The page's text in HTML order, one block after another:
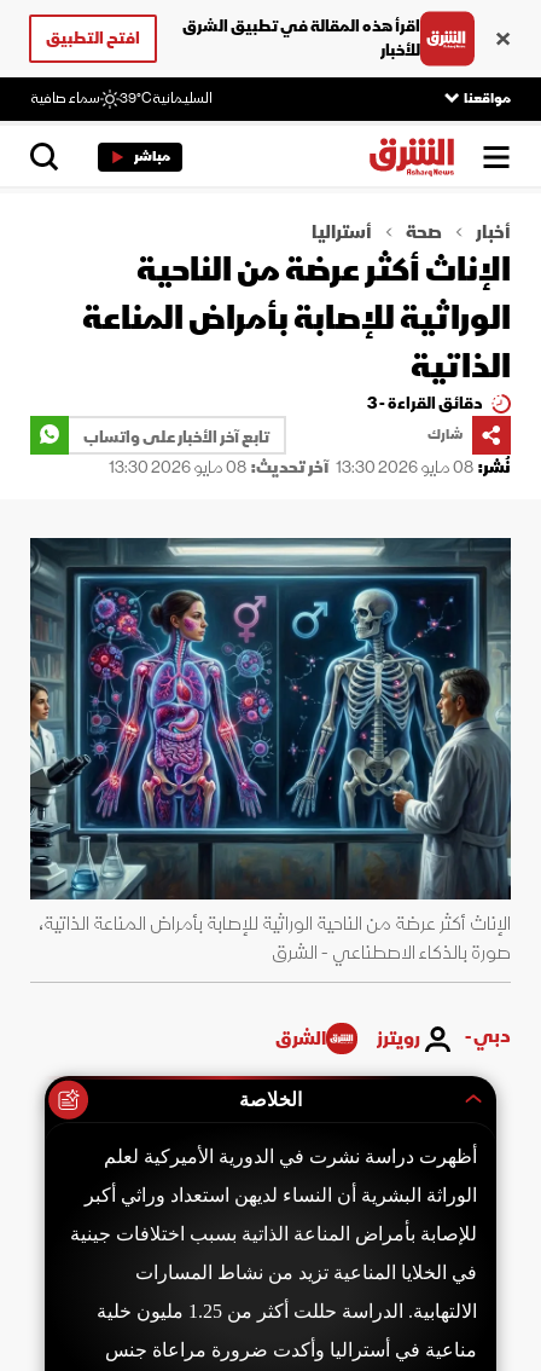
اقرأ هذه المقالة في تطبيق الشرق
للأخبار
افتح التطبيق
مواقعنا السليمانية39°C سماء صافية
مباشر
أخبار صحة أستراليا
الإناث أكثر عرضة من الناحية
الوراثية للإصابة بأمراض المناعة
الذاتية
دقائق القراءة - 3
شارك
تابع آخر الأخبار على واتساب
نُشر:08 مايو 2026 13:30 آخر تحديث:08 مايو 2026 13:30
الإناث أكثر عرضة من الناحية الوراثية للإصابة بأمراض المناعة الذاتية،
صورة بالذكاء الاصطناعي - الشرق
دبي - رويترز الشرق
الخلاصة
أظهرت دراسة نشرت في الدورية الأميركية لعلم
الوراثة البشرية أن النساء لديهن استعداد وراثي أكبر
للإصابة بأمراض المناعة الذاتية بسبب اختلافات جينية
في الخلايا المناعية تزيد من نشاط المسارات
الالتهابية. الدراسة حللت أكثر من 1.25 مليون خلية
مناعية في أستراليا وأكدت ضرورة مراعاة جنس